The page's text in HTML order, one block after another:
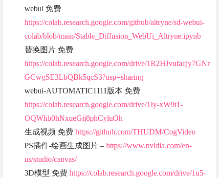
webui 免费
https://colab.research.google.com/github/altryne/sd-webui-
colab/blob/main/Stable_Diffusion_WebUi_Altryne.ipynb
替换图片 免费
https://colab.research.google.com/drive/1R2HJvufacjy7GNr
GCwgSE3LbQBk5qcS3?usp=sharing
webui-AUTOMATIC1111版本 免费
https://colab.research.google.com/drive/1Iy-xW9t1-
OQWhb0hNxueGij8phCyluOh
生成视频 免费 https://github.com/THUDM/CogVideo
PS插件-绘画生成图片 – https://www.nvidia.com/en-
us/studio/canvas/
3D模型 免费 https://colab.research.google.com/drive/1u5-